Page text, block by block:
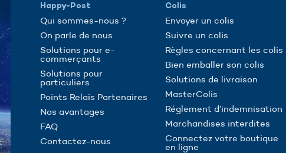
Happy-Post
Qui sommes-nous ?
On parle de nous
Solutions pour e-
commerçants
Solutions pour
particuliers
Points Relais Partenaires
Nos avantages
FAQ
Contactez-nous
Colis
Envoyer un colis
Suivre un colis
Règles concernant les colis
Bien emballer son colis
Solutions de livraison
MasterColis
Réglement d’indemnisation
Marchandises interdites
Connectez votre boutique
en ligne